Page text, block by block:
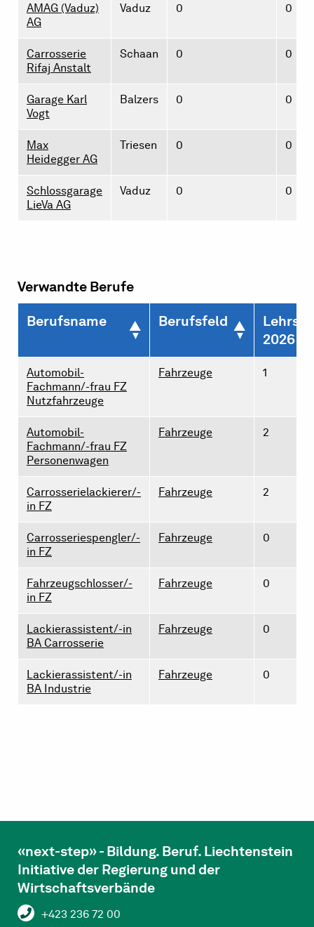
AMAG (Vaduz)
AG
Vaduz 0 0
Carrosserie
Rifaj Anstalt
Schaan 0 0
Garage Karl
Vogt
Balzers 0 0
Max
Heidegger AG
Triesen 0 0
Schlossgarage
LieVa AG
Vaduz 0 0
Verwandte Berufe
Berufsname Berufsfeld
2026
Automobil-
Fachmann/-frau FZ
Nutzfahrzeuge
Fahrzeuge 1
Automobil-
Fachmann/-frau FZ
Personenwagen
Fahrzeuge 2
Carrosserielackierer/-
in FZ
Fahrzeuge 2
Carrosseriespengler/-
in FZ
Fahrzeuge 0
Fahrzeugschlosser/-
in FZ
Fahrzeuge 0
Lackierassistent/-in
BA Carrosserie
Fahrzeuge 0
Lackierassistent/-in
BA Industrie
Fahrzeuge 0
«next-step» - Bildung. Beruf. Liechtenstein
Initiative der Regierung und der
Wirtschaftsverbände
+423 236 72 00